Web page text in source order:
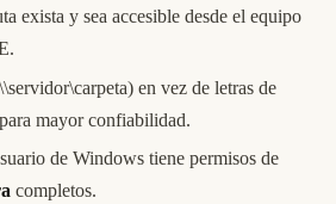
exista y sea accesible desde el equipo
en vez de letras de
mayor confiabilidad.
de Windows tiene permisos de
completos.